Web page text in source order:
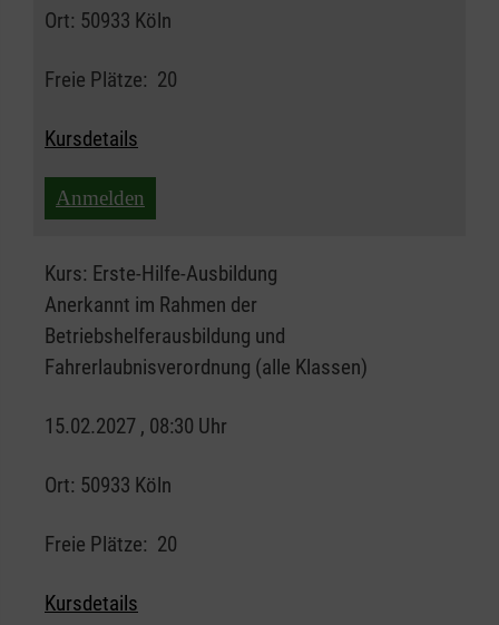
Ort: 50933 Köln
Freie Plätze: 20
Kursdetails
Anmelden
Kurs: Erste-Hilfe-Ausbildung
Anerkannt im Rahmen der
Betriebshelferausbildung und
Fahrerlaubnisverordnung (alle Klassen)
15.02.2027 , 08:30 Uhr
Ort: 50933 Köln
Freie Plätze: 20
Kursdetails